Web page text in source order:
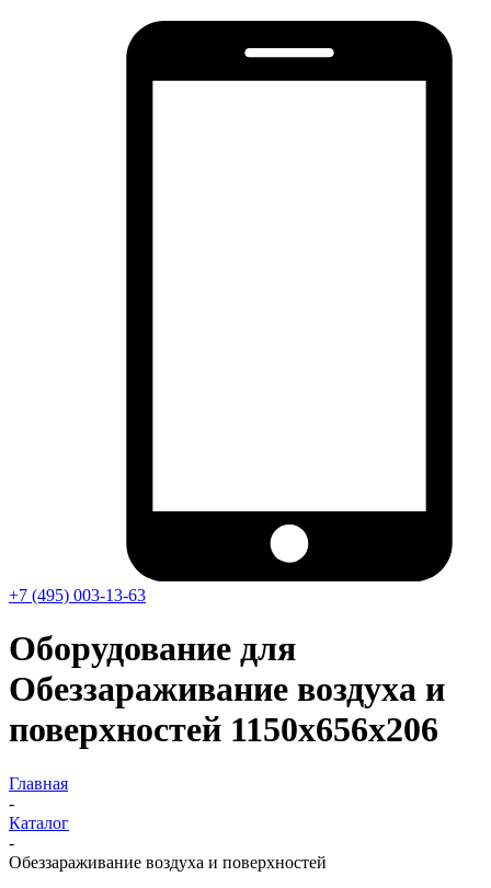
+7 (495) 003-13-63
Оборудование для
Обеззараживание воздуха и
поверхностей 1150х656х206
Главная
-
Каталог
-
Обеззараживание воздуха и поверхностей